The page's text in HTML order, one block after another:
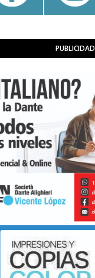
PUBLICIDAD